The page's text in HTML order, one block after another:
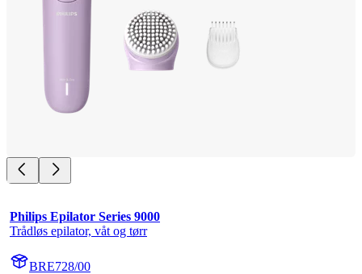
Philips Epilator Series 9000
Trådløs epilator, våt og tørr
BRE728/00